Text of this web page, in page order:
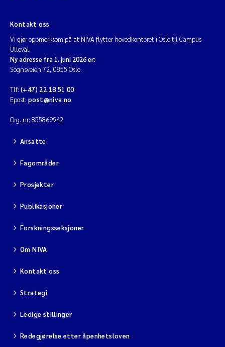
Kontakt oss
Vi gjør oppmerksom på at NIVA flytter hovedkontoret i Oslo til Campus
Ullevål.
Ny adresse fra 1. juni 2026 er:
Sognsveien 72, 0855 Oslo.
Tlf: (+47) 22 18 51 00
Epost: post@niva.no
Org. nr: 855869942
Ansatte
Fagområder
Prosjekter
Publikasjoner
Forskningsseksjoner
Om NIVA
Kontakt oss
Strategi
Ledige stillinger
Redegjørelse etter åpenhetsloven